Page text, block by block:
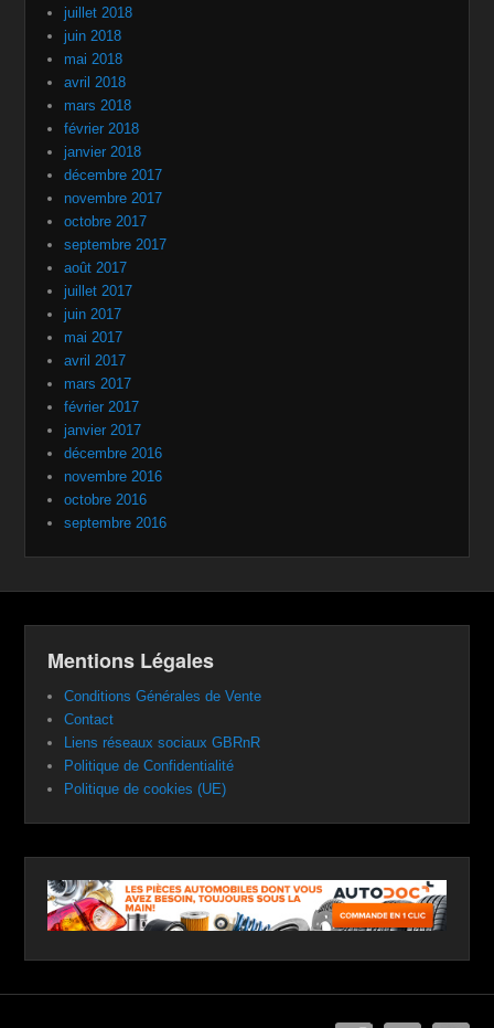
juillet 2018
juin 2018
mai 2018
avril 2018
mars 2018
février 2018
janvier 2018
décembre 2017
novembre 2017
octobre 2017
septembre 2017
août 2017
juillet 2017
juin 2017
mai 2017
avril 2017
mars 2017
février 2017
janvier 2017
décembre 2016
novembre 2016
octobre 2016
septembre 2016
Mentions Légales
Conditions Générales de Vente
Contact
Liens réseaux sociaux GBRnR
Politique de Confidentialité
Politique de cookies (UE)